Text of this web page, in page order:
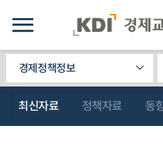
경제정책정보
최신자료 정책자료 동